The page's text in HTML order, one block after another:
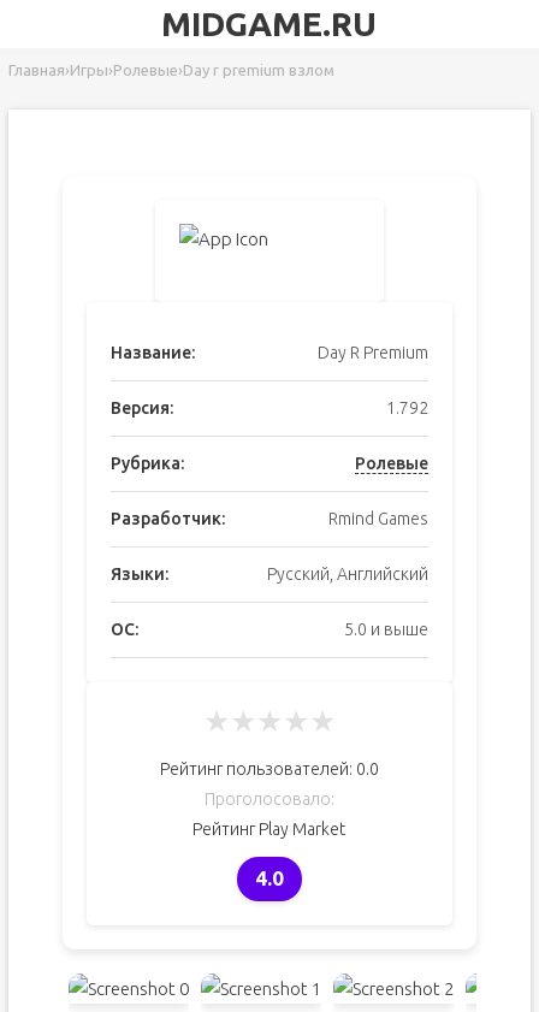
MIDGAME.RU
Главная›Игры›Ролевые›Day r premium взлом
Название: Day R Premium
Версия: 1.792
Рубрика: Ролевые
Разработчик: Rmind Games
Языки: Русский, Английский
ОС: 5.0 и выше
★★★★★
Рейтинг пользователей: 0.0
Проголосовало:
Рейтинг Play Market
4.0